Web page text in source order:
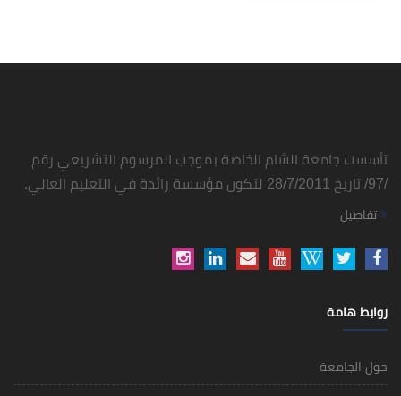
تأسست جامعة الشام الخاصة بموجب المرسوم التشريعي رقم
/97/ تاريخ 28/7/2011 لتكون مؤسسة رائدة في التعليم العالي.
تفاصيل
روابط هامة
حول الجامعة